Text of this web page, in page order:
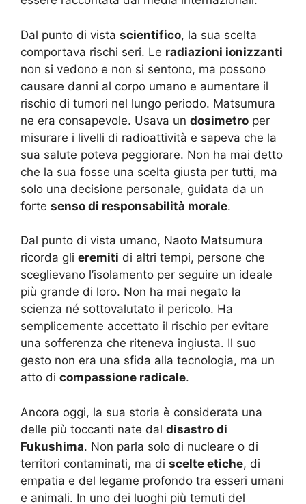
Dal punto di vista scientifico, la sua scelta
comportava rischi seri. Le radiazioni ionizzanti
non si vedono e non si sentono, ma possono
causare danni al corpo umano e aumentare il
rischio di tumori nel lungo periodo. Matsumura
ne era consapevole. Usava un dosimetro per
misurare i livelli di radioattività e sapeva che la
sua salute poteva peggiorare. Non ha mai detto
che la sua fosse una scelta giusta per tutti, ma
solo una decisione personale, guidata da un
forte senso di responsabilità morale.
Dal punto di vista umano, Naoto Matsumura
ricorda gli eremiti di altri tempi, persone che
sceglievano l’isolamento per seguire un ideale
più grande di loro. Non ha mai negato la
scienza né sottovalutato il pericolo. Ha
semplicemente accettato il rischio per evitare
una sofferenza che riteneva ingiusta. Il suo
gesto non era una sfida alla tecnologia, ma un
atto di compassione radicale.
Ancora oggi, la sua storia è considerata una
delle più toccanti nate dal disastro di
Fukushima. Non parla solo di nucleare o di
territori contaminati, ma di scelte etiche, di
empatia e del legame profondo tra esseri umani
e animali. In uno dei luoghi più temuti del